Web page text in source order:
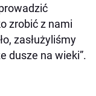
zrobić z nami
zasłużyliśmy
dusze na wieki”.